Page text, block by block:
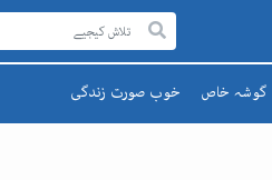
گوشہ خاص خوب صورت زندگی